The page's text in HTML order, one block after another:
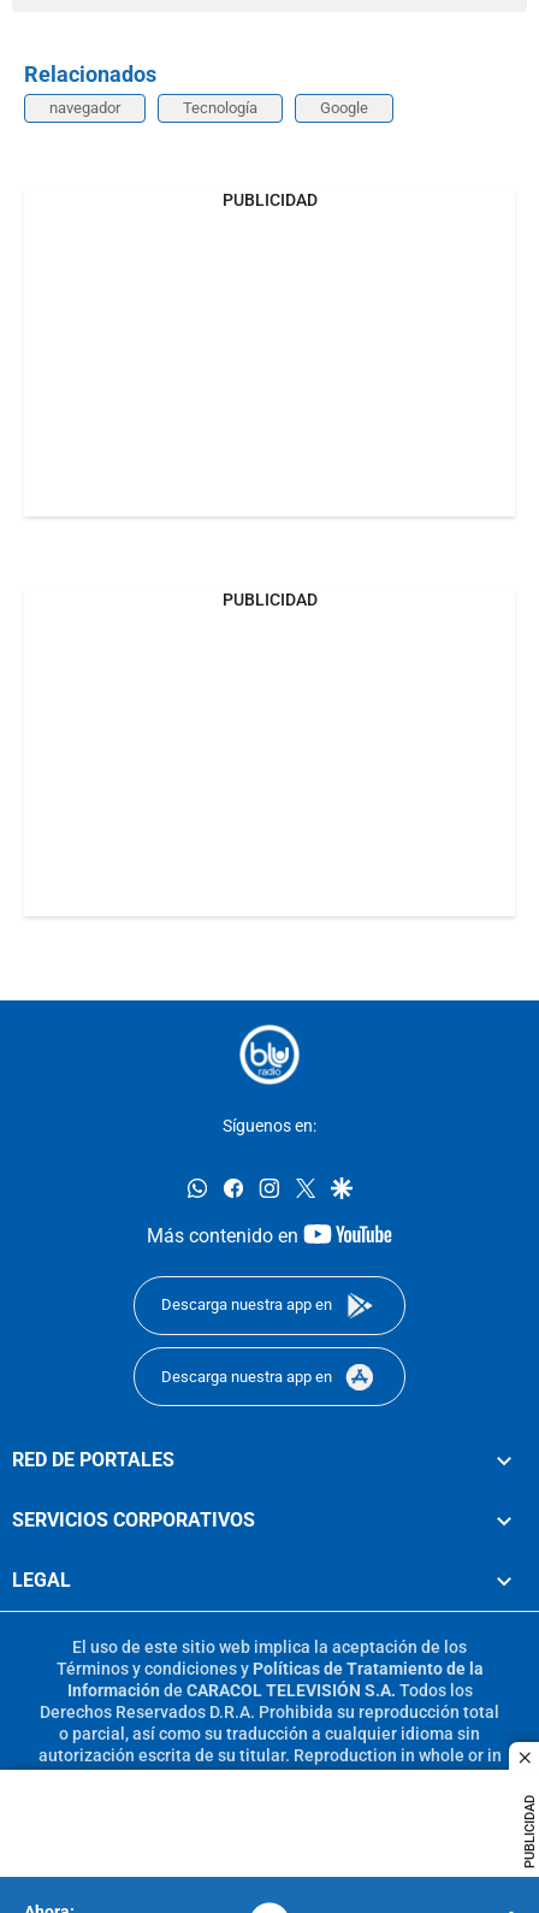
PUBLICIDAD
Relacionados
navegador Tecnología Google
PUBLICIDAD
PUBLICIDAD
Síguenos en:
whatsappfacebookinstagram
twittergoogle
Más contenido en
youtube-
Descarga nuestra app en
Descarga nuestra app en
RED DE PORTALES
SERVICIOS CORPORATIVOS
LEGAL
El uso de este sitio web implica la aceptación de los
Términos y condicionesy Políticas de Tratamiento de la
Información de CARACOL TELEVISIÓN S.A. Todos los
Derechos Reservados D.R.A. Prohibida su reproducción total
o parcial, así como su traducción a cualquier idioma sin
autorización escrita de su titular. Reproduction in whole or in